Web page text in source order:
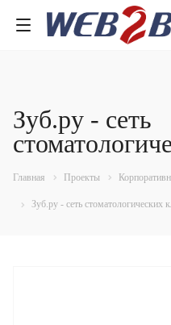
Зуб.ру - сеть
Главная Проекты
Зуб.ру - сеть стоматологических